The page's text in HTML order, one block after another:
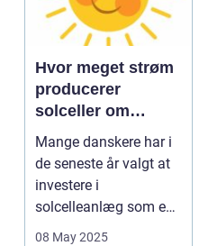
Hvor meget strøm
producerer
solceller om
vinteren?
Mange danskere har i
de seneste år valgt at
investere i
solcelleanlæg som en
bæred...
08 May 2025